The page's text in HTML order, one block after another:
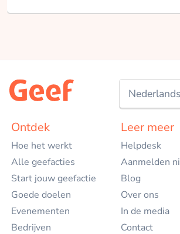
Nederlands
English
Ontdek
Hoe het werkt
Alle geefacties
Start jouw geefactie
Goede doelen
Evenementen
Bedrijven
Leer meer
Helpdesk
Aanmelden
Blog
Over ons
In de media
Contact